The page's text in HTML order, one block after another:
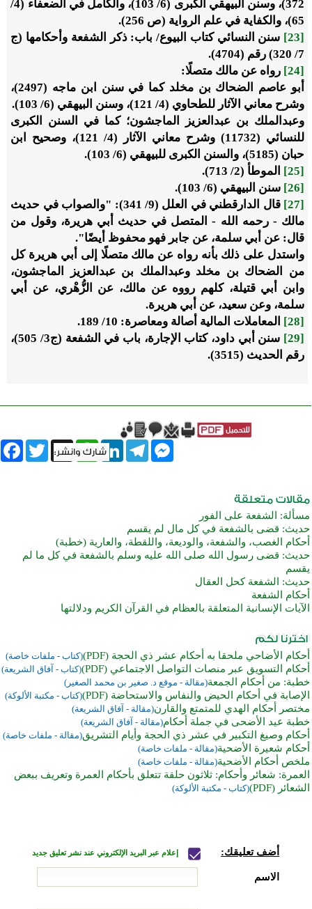
372)، وسنن البيهقي الكبرى (6/ 103)، والكامل في الضعفاء (4/
65)، والكفاية في علم الرواية (ص 256).
[23]
سنن النسائي كتاب البيوع/ باب: ذكر الشفعة وأحكامها (ج
7/ 320) رقم (4704).
[24]
رواه عن مالك متصلًا:
أبو عاصم الضحاك بن مخلد كما في سنن ابن ماجه (2497)،
وشرح معاني الآثار للطحاوي (4/ 121)، وسنن البيهقي (6/ 103).
وعبدالملك بن عبدالعزيز الماجشون؛ كما في السنن الكبرى
للنسائي (11732) وشرح معاني الآثار (4/ 121)، وصحيح ابن
حبان (5185)، والسنن الكبرى للبيهقي (6/ 103).
[25]
الموطأ (2/ 713).
[26]
سنن البيهقي (6/ 103).
[27]
قال الدارقطني في العلل (9/ 341): "والصواب في حديث
مالك - رحمه الله - المتصل في حديث أبي هريرة، وقول من
قال: عن أبي سلمة، عن جابر فهو محفوظ أيضًا".
واستدل على ذلك بأنه رواه عن مالك متصلًا إلى أبي هريرة كل
من الضحاك بن مخلد وعبدالملك بن عبدالعزيز الماجشون،
وابن أبي قتيلة، كلهم رووه عن مالك، عن الزُّهْري، عن أبي
سلمة، وعن سعيد، عن أبي هريرة.
[28]
المعاملات المالية أصالة ومعاصرة: 10/ 189.
[29]
سنن أبي داود، كتاب الإجارة، باب في الشفعة (ج3/ 505)،
رقم الحديث (3515).
Twitter X
WhatsAppLinkedInTelegram
Messenger
مسألة: الشفعة على الفور
حديث: قضى بالشفعة في كل مال لم يقسم
أحكام الغصب، والشفعة، والوديعة، واللقطة، والعارية (خطبة)
حديث: قضى رسول الله صلى الله عليه وسلم بالشفعة في كل ما لم
يقسم
حديث: الشفعة كحل العقال
أحكام الشفعة
الآيات الإنسانية المتعلقة بالعظام في القرآن الكريم ودلالتها
أحكام الأضاحي ملحقا به أحكام عشر ذي الحجة (PDF) (كتاب - ملفات خاصة)
أحكام التسويق عبر منصات التواصل الاجتماعي (PDF) (كتاب - آفاق الشريعة)
خطبة: من أحكام الجمعة(مقالة - موقع د. صغير بن محمد الصغير)
الإصابة في أحكام الحيض والنفاس والاستحاضة (PDF) (كتاب - مكتبة الألوكة)
مختصر أحكام الهدي للمتمتع والقارن(مقالة - آفاق الشريعة)
خطبة عيد الأضحى في جملة أحكام(مقالة - آفاق الشريعة)
أحكام وصيغ التكبير في عشر ذي الحجة وأيام التشريق(مقالة - ملفات خاصة)
أحكام شعيرة الأضحية(مقالة - ملفات خاصة)
ملخص أحكام الأضحية(مقالة - ملفات خاصة)
العمرة: شعائر وأحكام: ثلاثون حلقة تتعلق بأحكام العمرة وتعريف ببعض
الشعائر (PDF)
(كتاب - مكتبة الألوكة)
أضف تعليقك: إعلام عبر البريد الإلكتروني عند نشر تعليق جديد
الاسم